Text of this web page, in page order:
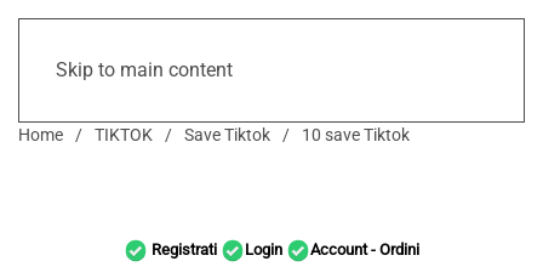
Skip to main content
Home TIKTOK Save Tiktok 10 save Tiktok
Registrati Login Account - Ordini